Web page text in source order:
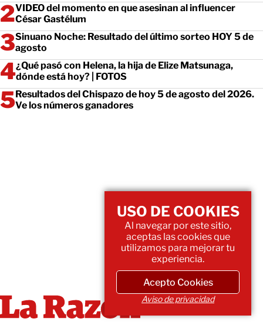
VIDEO del momento en que asesinan al influencer
César Gastélum
Sinuano Noche: Resultado del último sorteo HOY 5 de
agosto
¿Qué pasó con Helena, la hija de Elize Matsunaga,
dónde está hoy? | FOTOS
Resultados del Chispazo de hoy 5 de agosto del 2026.
Ve los números ganadores
USO DE COOKIES
Al navegar por este sitio,
aceptas las cookies que
utilizamos para mejorar tu
experiencia.
Acepto Cookies
Aviso de privacidad